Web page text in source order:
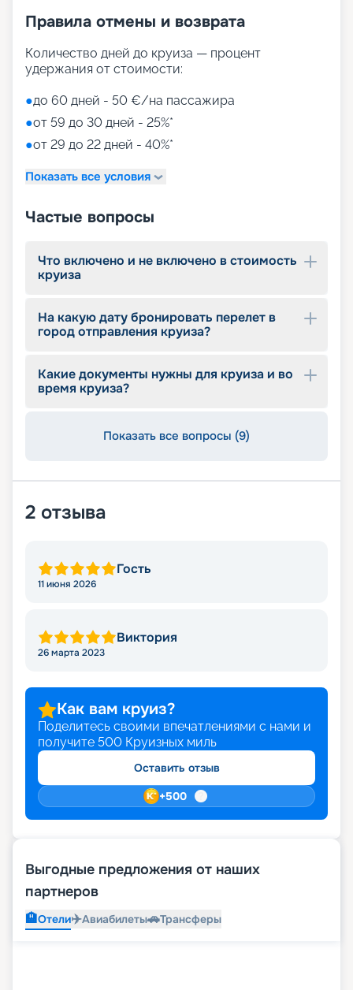
накрытый светодиодным куполом;
• MSC Aurea Spa – огромный выбор Spa-
процедур на площади 1000 м2;
• игровые зоны от LEGO;
• детский клуб Chicco.
Путешествуйте с
«Круиз.онлайн»
Наша компания предлагает купить путевки на
круизы MSC World Europa не выходя из дома. На
информацию для выбора тура: расписание
круизов на 2026 - 2027 г., характеристики
Опытные специалисты с удовольствием
проконсультируют вас, помогут с оформлением
оказывать информационную поддержку на
протяжении круиза. Бронируйте путевки и
отправляйтесь в сказочное путешествие на
Правила отмены и возврата
Количество дней до круиза — процент
удержания от стоимости:
●до 60 дней - 50 €/на пассажира
●от 59 до 30 дней - 25%*
●от 29 до 22 дней - 40%*
Показать все условия
Частые вопросы
Что включено и не включено в стоимость
круиза
На какую дату бронировать перелет в
город отправления круиза?
Какие документы нужны для круиза и во
время круиза?
Показать все вопросы (9)
2 отзыва
Гость
11 июня 2026
Виктория
26 марта 2023
Как вам круиз?
Поделитесь своими впечатлениями с нами и
получите 500 Круизных миль
Оставить отзыв
+500
Выгодные предложения от наших
партнеров
🏨Отели✈️Авиабилеты🚗Трансферы